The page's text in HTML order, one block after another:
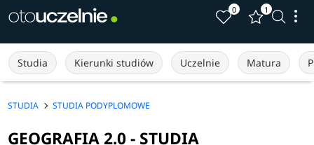
0 1
Studia Kierunki studiów Uczelnie Matura
STUDIA STUDIA PODYPLOMOWE
GEOGRAFIA 2.0 - STUDIA